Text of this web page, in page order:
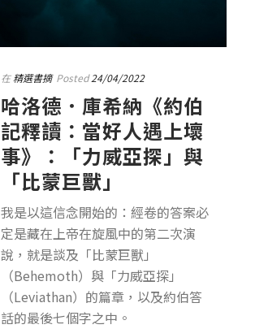
在精選書摘 Posted 24/04/2022
哈洛德．庫希納《約伯
記釋讀：當好人遇上壞
事》：「力威亞探」與
「比蒙巨獸」
我是以這信念開始的：經卷的答案必
定是藏在上帝在旋風中的第二次演
說，就是談及「比蒙巨獸」
（Behemoth）與「力威亞探」
（Leviathan）的篇章，以及約伯答
話的最後七個字之中。